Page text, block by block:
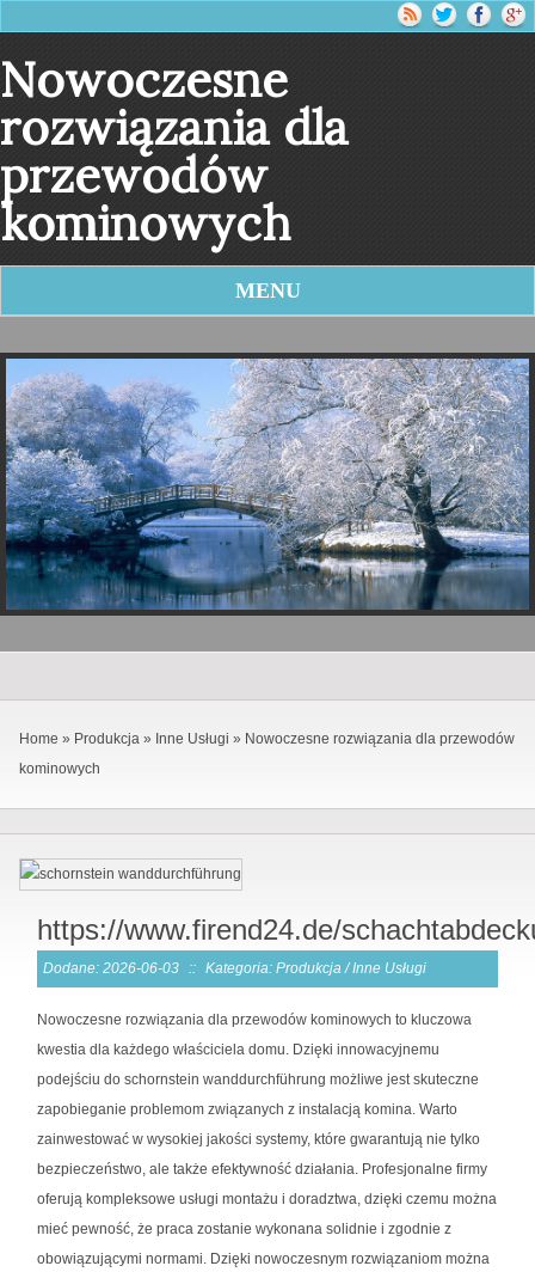
Nowoczesne
rozwiązania dla
przewodów
kominowych
MENU
Home » Produkcja » Inne Usługi » Nowoczesne rozwiązania dla przewodów
kominowych
https://www.firend24.de/
Dodane: 2026-06-03 :: Kategoria: Produkcja / Inne Usługi
Nowoczesne rozwiązania dla przewodów kominowych to kluczowa
kwestia dla każdego właściciela domu. Dzięki innowacyjnemu
podejściu do schornstein wanddurchführung możliwe jest skuteczne
zapobieganie problemom związanych z instalacją komina. Warto
zainwestować w wysokiej jakości systemy, które gwarantują nie tylko
bezpieczeństwo, ale także efektywność działania. Profesjonalne firmy
oferują kompleksowe usługi montażu i doradztwa, dzięki czemu można
mieć pewność, że praca zostanie wykonana solidnie i zgodnie z
obowiązującymi normami. Dzięki nowoczesnym rozwiązaniom można